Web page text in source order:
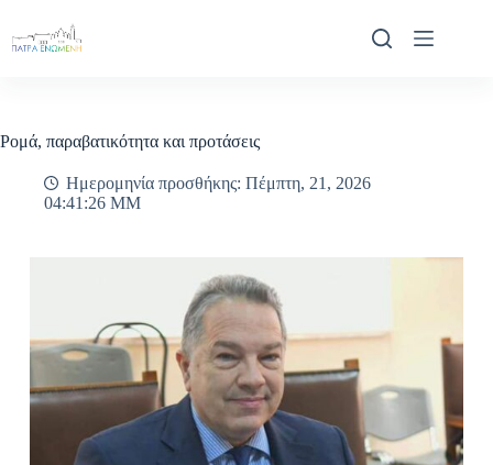
περιεχόμενο
Ρομά, παραβατικότητα και προτάσεις
Ημερομηνία προσθήκης: Πέμπτη, 21, 2026
04:41:26 ΜΜ